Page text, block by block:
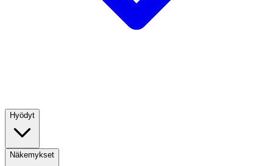
Hyödyt
Näkemykset